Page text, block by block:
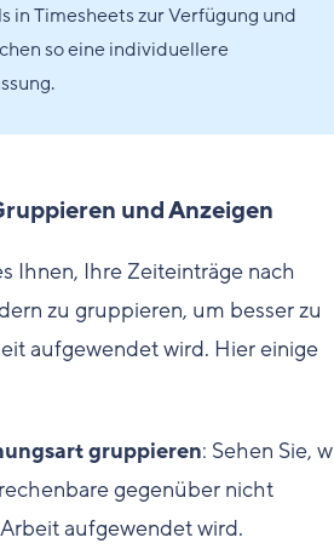
in Timesheets zur Verfügung und
so eine individuellere
und Anzeigen
Ihnen, Ihre Zeiteinträge nach
zu gruppieren, um besser zu
aufgewendet wird. Hier einige
gruppieren: Sehen Sie,
gegenüber nicht
aufgewendet wird.